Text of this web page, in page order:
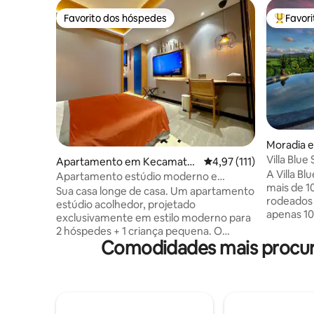
Favorito dos hóspedes
Favorito dos hóspedes
Apartamento em Kecamata
n Ngaglik
Classificação média de
4,97 (111)
Apartamento estúdio moderno e
confortável
Sua casa longe de casa. Um apartamento
estúdio acolhedor, projetado
exclusivamente em estilo moderno para
2 hóspedes + 1 criança pequena. O
quarto está equipado com 1 cama
tamanho queen, banheiro moderno,
Moradia
Villa Blue
vista
A Villa
mais de
apenas
apenas
Comodidades mais